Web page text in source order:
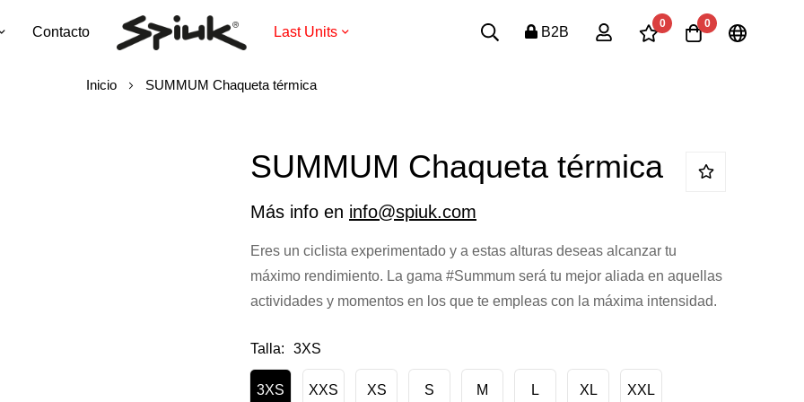
Contacto Last Units B2B
0 0
Inicio SUMMUM Chaqueta térmica
SUMMUM Chaqueta térmica
Más info en info@spiuk.com
Eres un ciclista experimentado y a estas alturas deseas alcanzar tu
máximo rendimiento. La gama #Summum será tu mejor aliada en aquellas
actividades y momentos en los que te empleas con la máxima intensidad.
Talla 3XS
3XS XXS XS S M L XL XXL